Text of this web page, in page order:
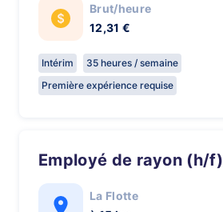
Brut/heure
12,31 €
Intérim
35 heures / semaine
Première expérience requise
Employé de rayon (h/f)
La Flotte